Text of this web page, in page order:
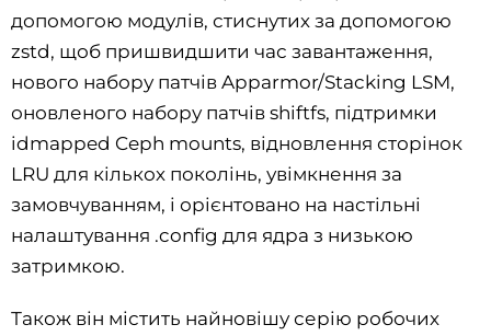
допомогою модулів, стиснутих за допомогою
zstd, щоб пришвидшити час завантаження,
нового набору патчів Apparmor/Stacking LSM,
оновленого набору патчів shiftfs, підтримки
idmapped Ceph mounts, відновлення сторінок
LRU для кількох поколінь, увімкнення за
замовчуванням, і орієнтовано на настільні
налаштування .config для ядра з низькою
затримкою.
Також він містить найновішу серію робочих